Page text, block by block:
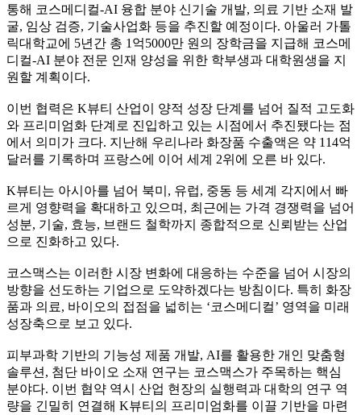
통해 코스메디컬-AI 융합 분야 신기술 개발, 의료 기반 소재 발
굴, 임상 검증, 기술사업화 등을 추진할 예정이다. 아울러 가톨
릭대학교에 5년간 총 1억5000만 원의 장학금을 지급해 코스메
디컬-AI 분야 전문 인재 양성을 위한 학부생과 대학원생을 지
원할 계획이다.
이번 협력은 K뷰티 산업이 양적 성장 단계를 넘어 질적 고도화
와 프리미엄화 단계로 진입하고 있는 시점에서 추진됐다는 점
에서 의미가 크다. 지난해 우리나라 화장품 수출액은 약 114억
달러를 기록하며 프랑스에 이어 세계 2위에 오른 바 있다.
K뷰티는 아시아를 넘어 북미, 유럽, 중동 등 세계 각지에서 빠
르게 영향력을 확대하고 있으며, 최근에는 가격 경쟁력을 넘어
성분, 기술, 효능, 브랜드 철학까지 종합적으로 신뢰받는 산업
으로 진화하고 있다.
코스맥스는 이러한 시장 변화에 대응하는 수준을 넘어 시장의
방향을 선도하는 기업으로 도약하겠다는 방침이다. 특히 화장
품과 의료, 바이오의 접점을 넓히는 ‘코스메디컬’ 영역을 미래
성장축으로 보고 있다.
피부과학 기반의 기능성 제품 개발, AI를 활용한 개인 맞춤형
솔루션, 첨단 바이오 소재 연구는 코스맥스가 주목하는 핵심
분야다. 이번 협약 역시 산업 현장의 실행력과 대학의 연구 역
량을 긴밀히 연결해 K뷰티의 프리미엄화를 이끌 기반을 마련